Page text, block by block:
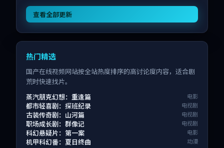
查看全部更新
热门精选
国产在线视频网站按全站热度排序的高讨论度内容，适合剧
荒时快速找片。
蒸汽朋克幻想：重逢篇
电影
都市轻喜剧：探班纪录 电视剧
古装传奇剧：山河篇 电视剧
职场成长剧：群像记 电视剧
科幻悬疑片：第一案 电影
机甲科幻番：夏日终曲 动漫